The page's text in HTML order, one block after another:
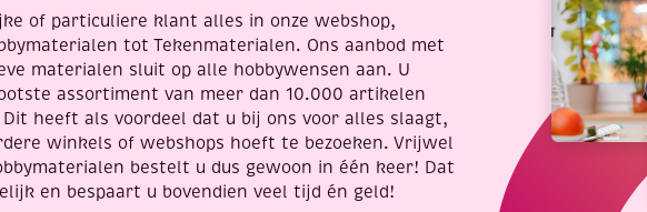
of particuliere klant alles in onze webshop,
tot Tekenmaterialen. Ons aanbod met
materialen sluit op alle hobbywensen aan. U
assortiment van meer dan 10.000 artikelen
Dit heeft als voordeel dat u bij ons voor alles slaagt,
winkels of webshops hoeft te bezoeken. Vrijwel
bestelt u dus gewoon in één keer! Dat
en bespaart u bovendien veel tijd én geld!